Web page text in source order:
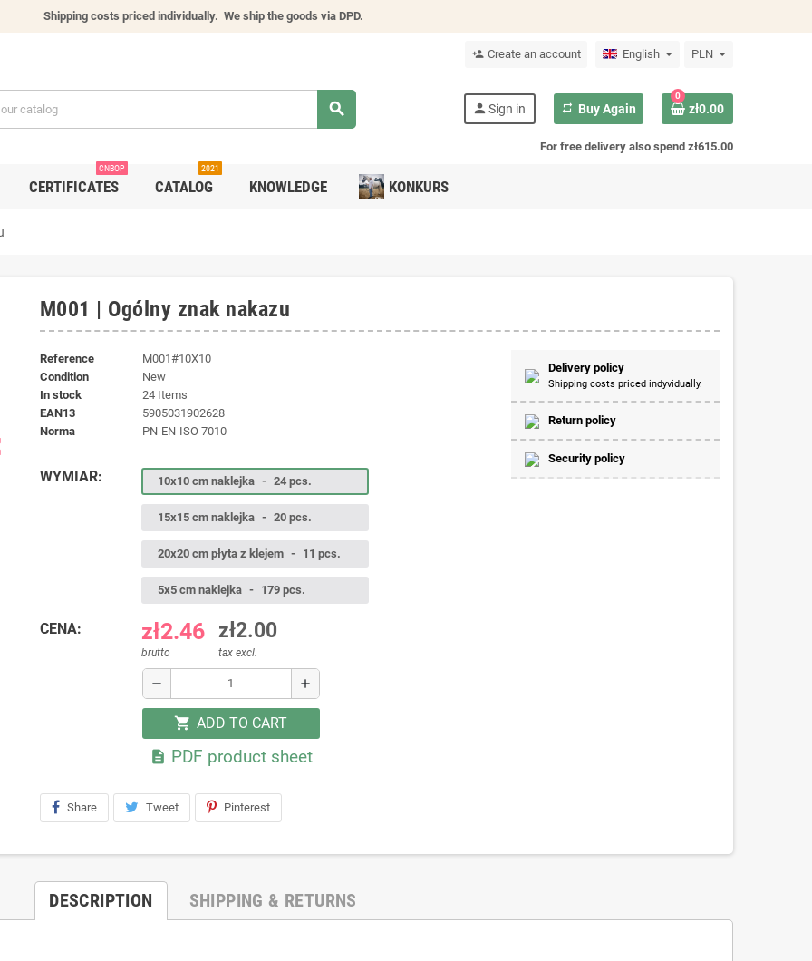
Shipping costs priced individually. We ship the goods via DPD.
person_add Create an account English PLN
search person Sign in repeat Buy Again
0
zł0.00
For free delivery also spend zł615.00
CERTIFICATES
CNBOP
CATALOG
2021
KNOWLEDGE KONKURS
M001 | Ogólny znak nakazu
Reference
M001#10X10
Condition
New
In stock
24 Items
EAN13
5905031902628
norma
PN-EN-ISO 7010
WYMIAR: 10x10 cm naklejka - 24 pcs.
15x15 cm naklejka - 20 pcs.
20x20 cm płyta z klejem - 11 pcs.
5x5 cm naklejka - 179 pcs.
CENA: zł2.46
brutto
zł2.00
tax excl.
remove add
shopping_cart ADD TO CART
 PDF product sheet
Share Tweet Pinterest
Delivery policy
Shipping costs priced indyvidually.
Return policy
Security policy
DESCRIPTION SHIPPING & RETURNS